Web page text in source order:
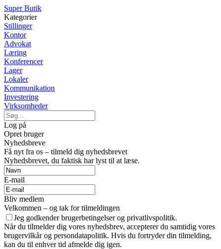
Super Butik
Kategorier
Stillinger
Kontor
Advokat
Læring
Konferencer
Lager
Lokaler
Kommunikation
Investering
Virksomheder
Log på
Opret bruger
Nyhedsbreve
Få nyt fra os – tilmeld dig nyhedsbrevet
Nyhedsbrevet, du faktisk har lyst til at læse.
E-mail
Bliv medlem
Velkommen – og tak for tilmeldingen
Jeg godkender brugerbetingelser og privatlivspolitik.
Når du tilmelder dig vores nyhedsbrev, accepterer du samtidig vores
brugervilkår og persondatapolitik. Hvis du fortryder din tilmelding,
kan du til enhver tid afmelde dig igen.